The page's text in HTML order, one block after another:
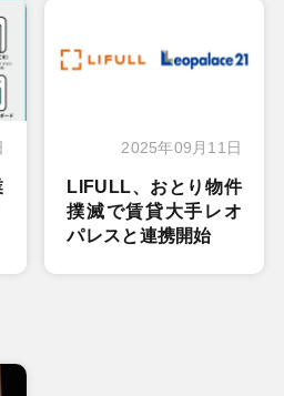
2025年09月11日
LIFULL、おとり物件
撲滅で賃貸大手レオ
パレスと連携開始